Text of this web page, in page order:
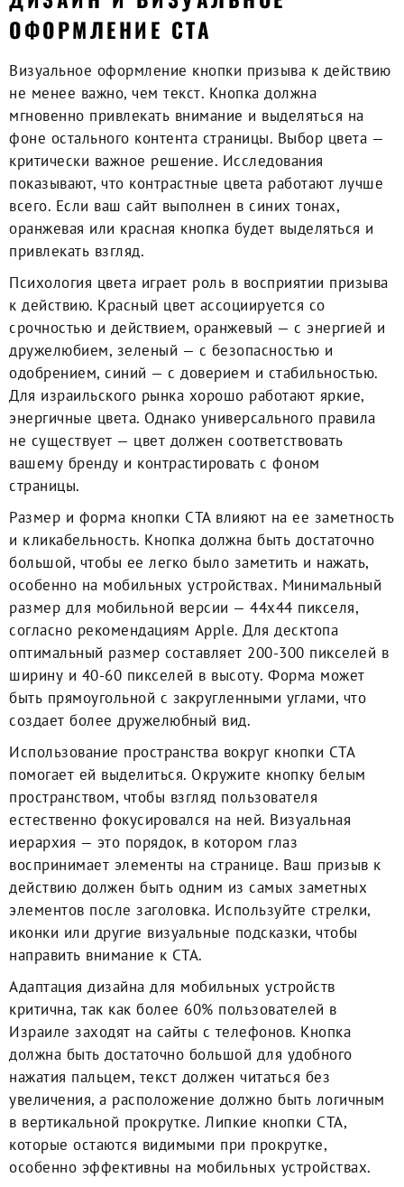
ОФОРМЛЕНИЕ CTA
Визуальное оформление кнопки призыва к действию
не менее важно, чем текст. Кнопка должна
мгновенно привлекать внимание и выделяться на
фоне остального контента страницы. Выбор цвета —
критически важное решение. Исследования
показывают, что контрастные цвета работают лучше
всего. Если ваш сайт выполнен в синих тонах,
оранжевая или красная кнопка будет выделяться и
привлекать взгляд.
Психология цвета играет роль в восприятии призыва
к действию. Красный цвет ассоциируется со
срочностью и действием, оранжевый — с энергией и
дружелюбием, зеленый — с безопасностью и
одобрением, синий — с доверием и стабильностью.
Для израильского рынка хорошо работают яркие,
энергичные цвета. Однако универсального правила
не существует — цвет должен соответствовать
вашему бренду и контрастировать с фоном
страницы.
Размер и форма кнопки CTA влияют на ее заметность
и кликабельность. Кнопка должна быть достаточно
большой, чтобы ее легко было заметить и нажать,
особенно на мобильных устройствах. Минимальный
размер для мобильной версии — 44х44 пикселя,
согласно рекомендациям Apple. Для десктопа
оптимальный размер составляет 200-300 пикселей в
ширину и 40-60 пикселей в высоту. Форма может
быть прямоугольной с закругленными углами, что
создает более дружелюбный вид.
Использование пространства вокруг кнопки CTA
помогает ей выделиться. Окружите кнопку белым
пространством, чтобы взгляд пользователя
естественно фокусировался на ней. Визуальная
иерархия — это порядок, в котором глаз
воспринимает элементы на странице. Ваш призыв к
действию должен быть одним из самых заметных
элементов после заголовка. Используйте стрелки,
иконки или другие визуальные подсказки, чтобы
направить внимание к CTA.
Адаптация дизайна для мобильных устройств
критична, так как более 60% пользователей в
Израиле заходят на сайты с телефонов. Кнопка
должна быть достаточно большой для удобного
нажатия пальцем, текст должен читаться без
увеличения, а расположение должно быть логичным
в вертикальной прокрутке. Липкие кнопки CTA,
которые остаются видимыми при прокрутке,
особенно эффективны на мобильных устройствах.